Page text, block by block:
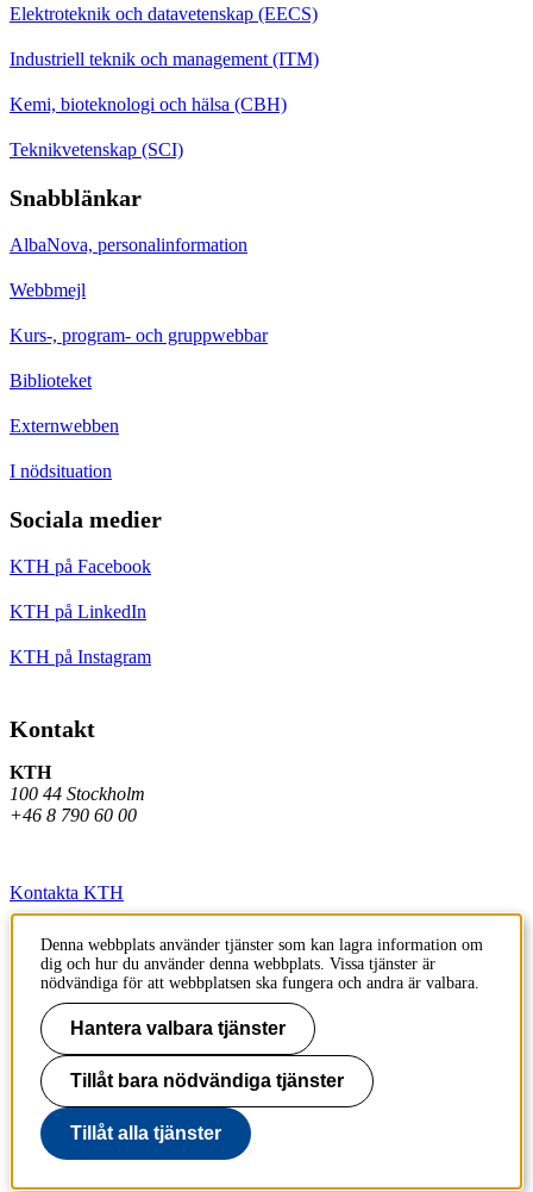
Elektroteknik och datavetenskap (EECS)
Industriell teknik och management (ITM)
Kemi, bioteknologi och hälsa (CBH)
Teknikvetenskap (SCI)
Snabblänkar
AlbaNova, personalinformation
Webbmejl
Kurs-, program- och gruppwebbar
Biblioteket
Externwebben
I nödsituation
Sociala medier
KTH på Facebook
KTH på LinkedIn
KTH på Instagram
Kontakt
KTH
100 44 Stockholm
+46 8 790 60 00
Kontakta KTH
Jobba på KTH
Press och media
Faktura och betalning KTH
Om KTH:s webbplatser
Tillgänglighetsredogörelse
Denna webbplats använder tjänster som kan lagra information om
dig och hur du använder denna webbplats. Vissa tjänster är
nödvändiga för att webbplatsen ska fungera och andra är valbara.
Hantera valbara tjänster
Tillåt bara nödvändiga tjänster
Tillåt alla tjänster